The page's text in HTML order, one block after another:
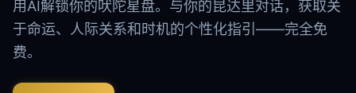
用AI解锁你的吠陀星盘。与你的昆达里对话，获取关
于命运、人际关系和时机的个性化指引——完全免
费。